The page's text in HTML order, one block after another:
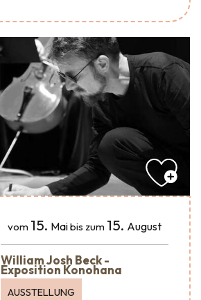
vom 15. Maibis zum 15. August
William Josh Beck -
Exposition Konohana
AUSSTELLUNG